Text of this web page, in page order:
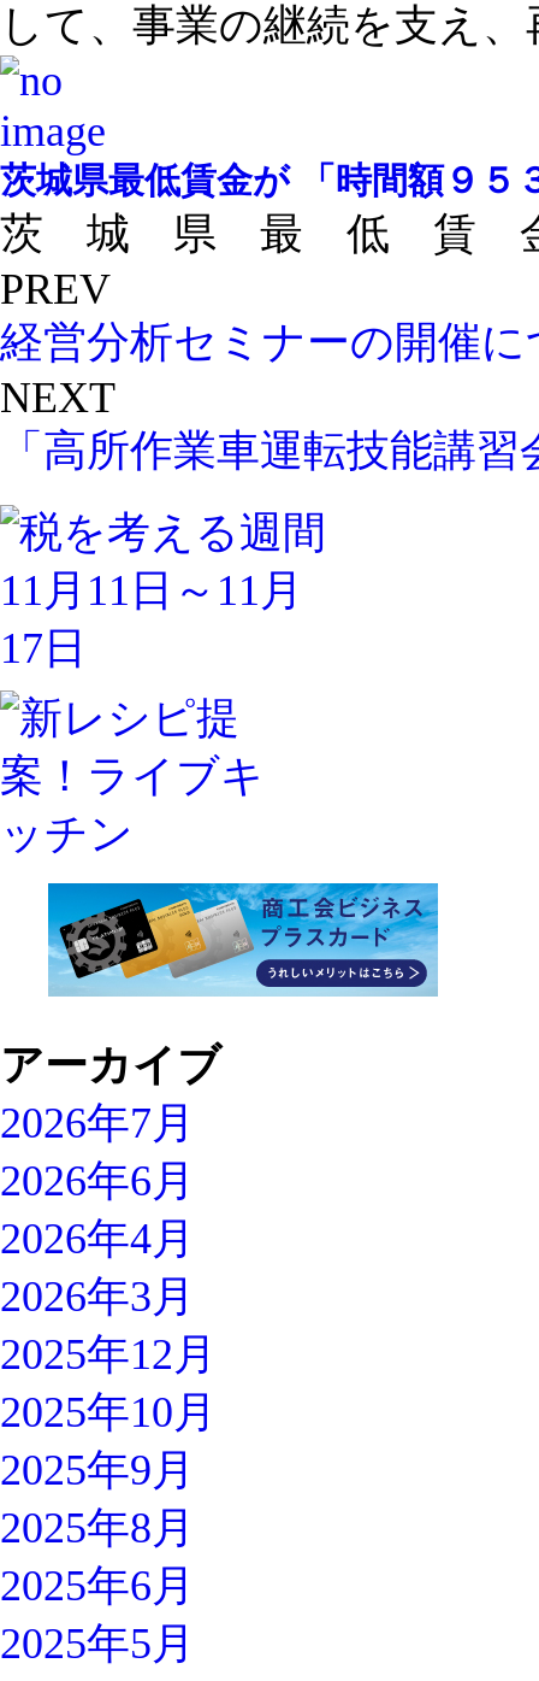
して、事業の継続を支え、
茨城県最低賃金が 「時間額９５
茨 城 県 最 低 賃 金
PREV
経営分析セミナーの開催
NEXT
「高所作業車運転技能講
アーカイブ
2026年7月
2026年6月
2026年4月
2026年3月
2025年12月
2025年10月
2025年9月
2025年8月
2025年6月
2025年5月